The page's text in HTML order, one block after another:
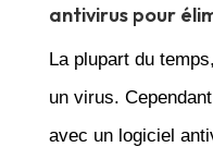
antivirus pour
La plupart du
un virus.
avec un logiciel